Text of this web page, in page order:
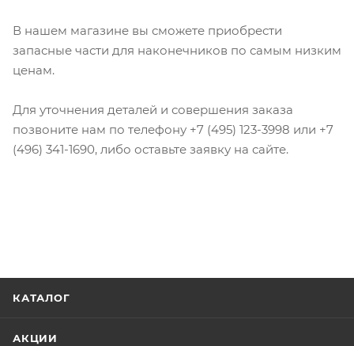
В нашем магазине вы сможете приобрести
запасные части для наконечников по самым низким
ценам.
Для уточнения деталей и совершения заказа
позвоните нам по телефону +7 (495) 123-3998 или +7
(496) 341-1690, либо оставьте заявку на сайте.
КАТАЛОГ
АКЦИИ